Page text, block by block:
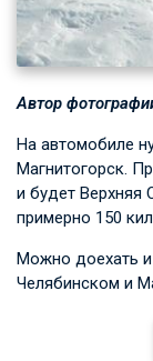
Автор
На автомобиле
Магнитогорск.
и будет Верхняя
примерно 150
Можно доехать
Челябинском и